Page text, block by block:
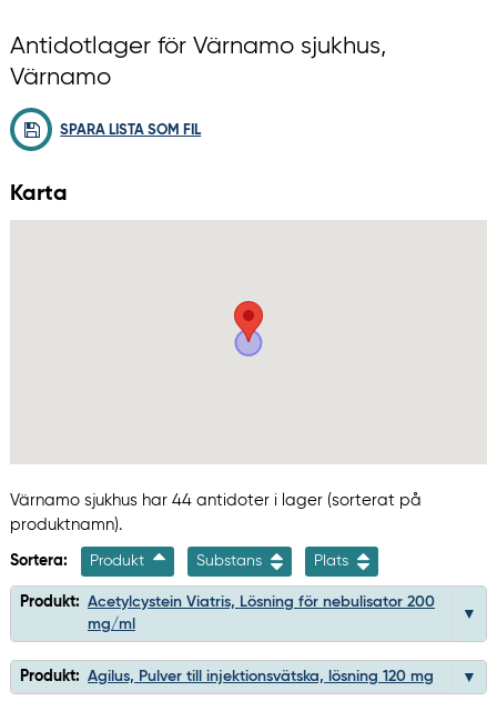
Antidotlager för Värnamo sjukhus,
Värnamo
SPARA LISTA SOM FIL
Karta
Värnamo sjukhus har 44 antidoter i lager (sorterat på
produktnamn).
Sortera: Produkt Substans Plats
Produkt: Acetylcystein Viatris, Lösning för nebulisator 200
mg/ml
Produkt: Agilus, Pulver till injektionsvätska, lösning 120 mg